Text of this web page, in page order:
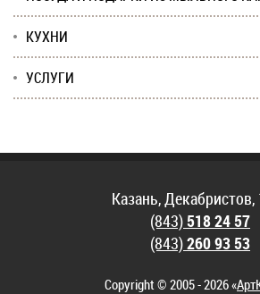
КУХНИ
УСЛУГИ
Казань, Декабристов,
(843)518 24 57
(843)260 93 53
Copyright © 2005 - 2026 «